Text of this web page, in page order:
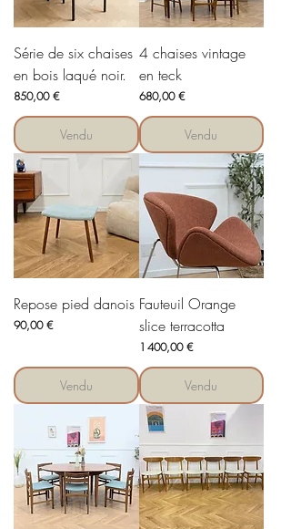
Série de six chaises
en bois laqué noir.
Prix
850,00 €
Vendu
4 chaises vintage
en teck
Prix
680,00 €
Vendu
Repose pied danois
Prix
90,00 €
Vendu
Fauteuil Orange
slice terracotta
Prix
1 400,00 €
Vendu